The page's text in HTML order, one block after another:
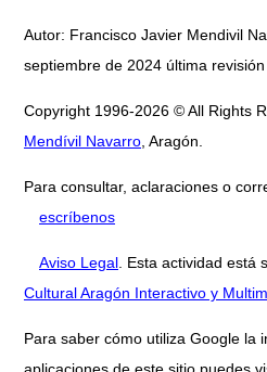
Autor: Francisco Javier Mendivil
septiembre de 2024 última revisión
Copyright 1996-2026 © All Rights
Mendívil Navarro , Aragón.
Para consultar, aclaraciones o
escríbenos
Aviso Legal . Esta actividad está
Cultural Aragón Interactivo y
Para saber cómo utiliza Google la
aplicaciones de este sitio puedes